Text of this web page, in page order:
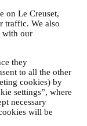
on Le Creuset,
traffic. We also
with our
they
to all the other
cookies) by
settings”, where
necessary
will be
des raisons
par exemple
Nous utiliserons
à vos demandes
canaux. Cette
permettre de
pouvons traiter
légitime (dûment
envoyer des e-
des articles
en ligne. Si vous